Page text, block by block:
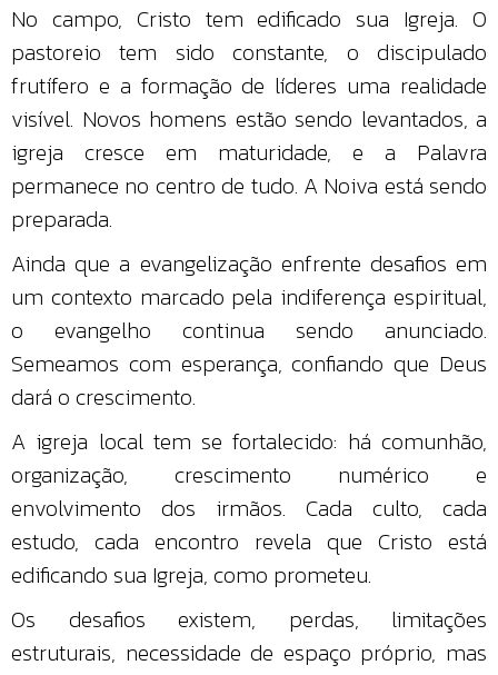
No campo, Cristo tem edificado sua Igreja. O
pastoreio tem sido constante, o discipulado
frutífero e a formação de líderes uma realidade
visível. Novos homens estão sendo levantados, a
igreja cresce em maturidade, e a Palavra
permanece no centro de tudo. A Noiva está sendo
preparada.
Ainda que a evangelização enfrente desafios em
um contexto marcado pela indiferença espiritual,
o evangelho continua sendo anunciado.
Semeamos com esperança, confiando que Deus
dará o crescimento.
A igreja local tem se fortalecido: há comunhão,
organização, crescimento numérico e
envolvimento dos irmãos. Cada culto, cada
estudo, cada encontro revela que Cristo está
edificando sua Igreja, como prometeu.
Os desafios existem, perdas, limitações
estruturais, necessidade de espaço próprio, mas